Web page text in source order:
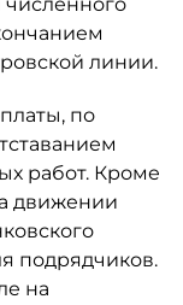
линии.
по
работ. Кроме
движении
подрядчиков.
на